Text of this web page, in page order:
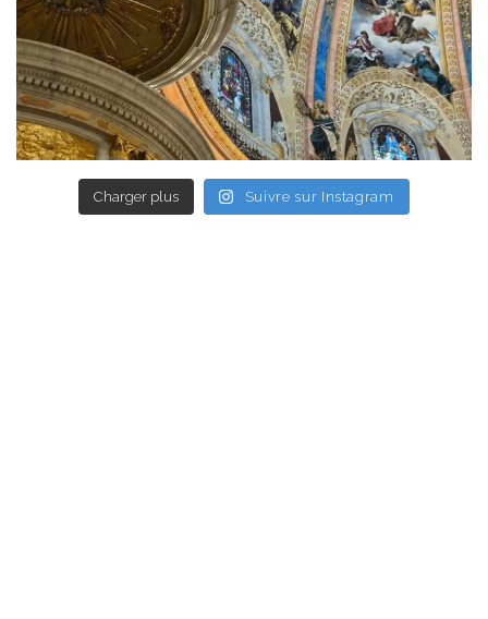
Charger plus Suivre sur Instagram